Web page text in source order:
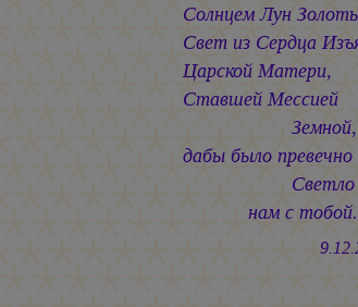
Солнцем Лун
Свет из Сердца
Царской Матери,
Ставшей Мессией
Земной,
дабы было превечно
Светло
нам с